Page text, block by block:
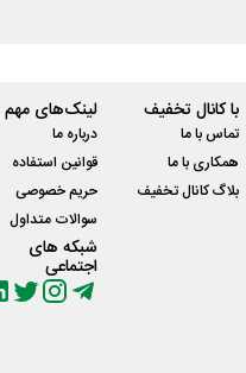
با کانال تخفیف
تماس با ما
همکاری با ما
بلاگ کانال تخفیف
لینک‌های مهم
درباره ما
قوانین استفاده
حریم خصوصی
سوالات متداول
شبکه های
اجتماعی